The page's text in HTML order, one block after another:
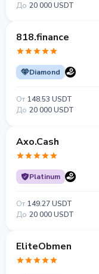
До 20 000 USDT
818.finance
Diamond
От 148.53 USDT
До 20 000 USDT
Axo.Cash
Platinum
От 149.27 USDT
До 20 000 USDT
EliteObmen